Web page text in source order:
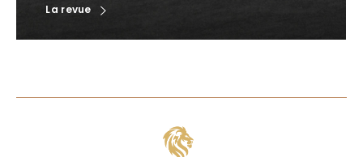
La revue